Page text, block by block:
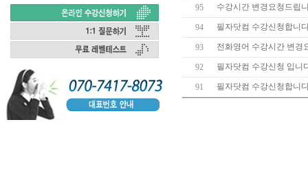
95 수강시간 변경요청드립
94 필자닷컴 수강신청합니
93 전화영어 수강시간 변경
92 필자닷컴 수강신청 입니
91 필자닷컴 수강신청합니